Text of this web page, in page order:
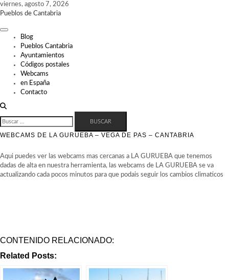
Skip
to
viernes, agosto 7, 2026
Pueblos de Cantabria
Blog
Pueblos Cantabria
Ayuntamientos
Códigos postales
Webcams
en España
Contacto
BUSCAR:
WEBCAMS DE LA GURUEBA – VEGA DE PAS – CANTABRIA
Aqui puedes ver las webcams mas cercanas a LA GURUEBA que tenemos
dadas de alta en nuestra herramienta, las webcams de LA GURUEBA se va
actualizando cada pocos minutos para que podais seguir los cambios climaticos
CONTENIDO RELACIONADO:
Related Posts: